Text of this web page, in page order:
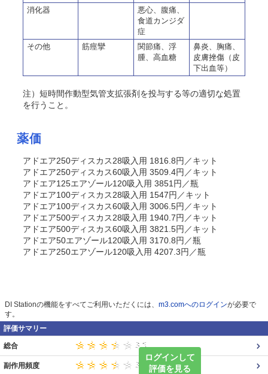
消化器
悪心、腹痛、
食道カンジダ
症
その他
筋痙攣
関節痛、浮
腫、高血糖
鼻炎、胸痛、
皮膚挫傷（皮
下出血等）
注）短時間作動型気管支拡張剤を投与する等の適切な処置
を行うこと。
薬価
アドエア250ディスカス28吸入用 1816.8円／キット
アドエア250ディスカス60吸入用 3509.4円／キット
アドエア125エアゾール120吸入用 3851円／瓶
アドエア100ディスカス28吸入用 1547円／キット
アドエア100ディスカス60吸入用 3006.5円／キット
アドエア500ディスカス28吸入用 1940.7円／キット
アドエア500ディスカス60吸入用 3821.5円／キット
アドエア50エアゾール120吸入用 3170.8円／瓶
アドエア250エアゾール120吸入用 4207.3円／瓶
DI Stationの機能をすべてご利用いただくには、 m3.comへのログインが必要で
す。
評価サマリー
ログインして
評価を見る
総合
副作用頻度